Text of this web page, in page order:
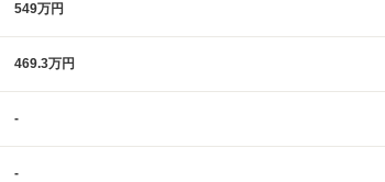
549万円
469.3万円
-
-